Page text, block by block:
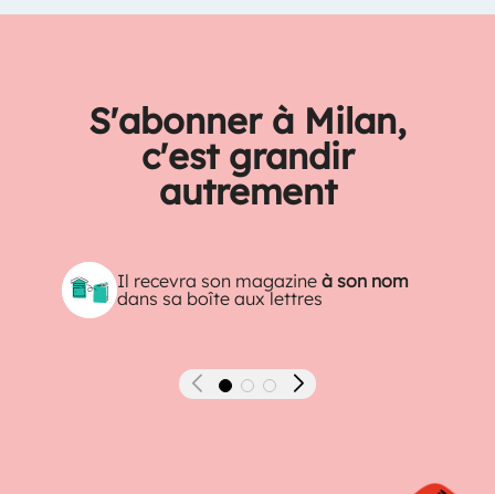
S'abonner à Milan,
c'est grandir
autrement
Il recevra son magazineà son nom
dans sa boîte aux lettres
Précédent Suivant